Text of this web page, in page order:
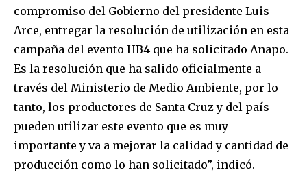
compromiso del Gobierno del presidente Luis
Arce, entregar la resolución de utilización en esta
campaña del evento HB4 que ha solicitado Anapo.
Es la resolución que ha salido oficialmente a
través del Ministerio de Medio Ambiente, por lo
tanto, los productores de Santa Cruz y del país
pueden utilizar este evento que es muy
importante y va a mejorar la calidad y cantidad de
producción como lo han solicitado”, indicó.